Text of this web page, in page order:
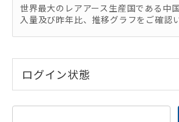
世界最大のレアアース生産国である中
入量及び昨年比、推移グラフをご確認
ログイン状態